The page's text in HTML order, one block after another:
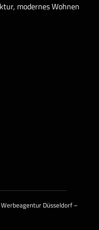
modernes Wohnen
Werbeagentur Düsseldorf –